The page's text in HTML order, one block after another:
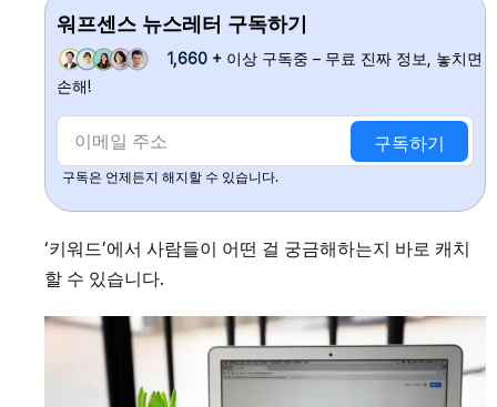
워프센스 뉴스레터 구독하기
1,660 + 이상 구독중 – 무료 진짜 정보, 놓치면
손해!
구독하기
구독은 언제든지 해지할 수 있습니다.
‘키워드’에서 사람들이 어떤 걸 궁금해하는지 바로 캐치
할 수 있습니다.